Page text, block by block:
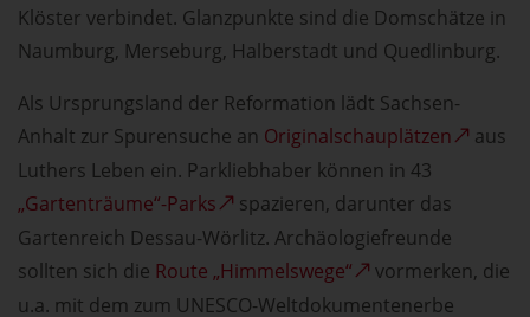
Klöster verbindet. Glanzpunkte sind die Domschätze in
Naumburg, Merseburg, Halberstadt und Quedlinburg.
Als Ursprungsland der Reformation lädt Sachsen-
Anhalt zur Spurensuche an Originalschauplätzen
aus
Luthers Leben ein. Parkliebhaber können in 43
„Gartenträume“-Parks
spazieren, darunter das
Gartenreich Dessau-Wörlitz. Archäologiefreunde
sollten sich die Route „Himmelswege“
vormerken, die
u.a. mit dem zum UNESCO-Weltdokumentenerbe